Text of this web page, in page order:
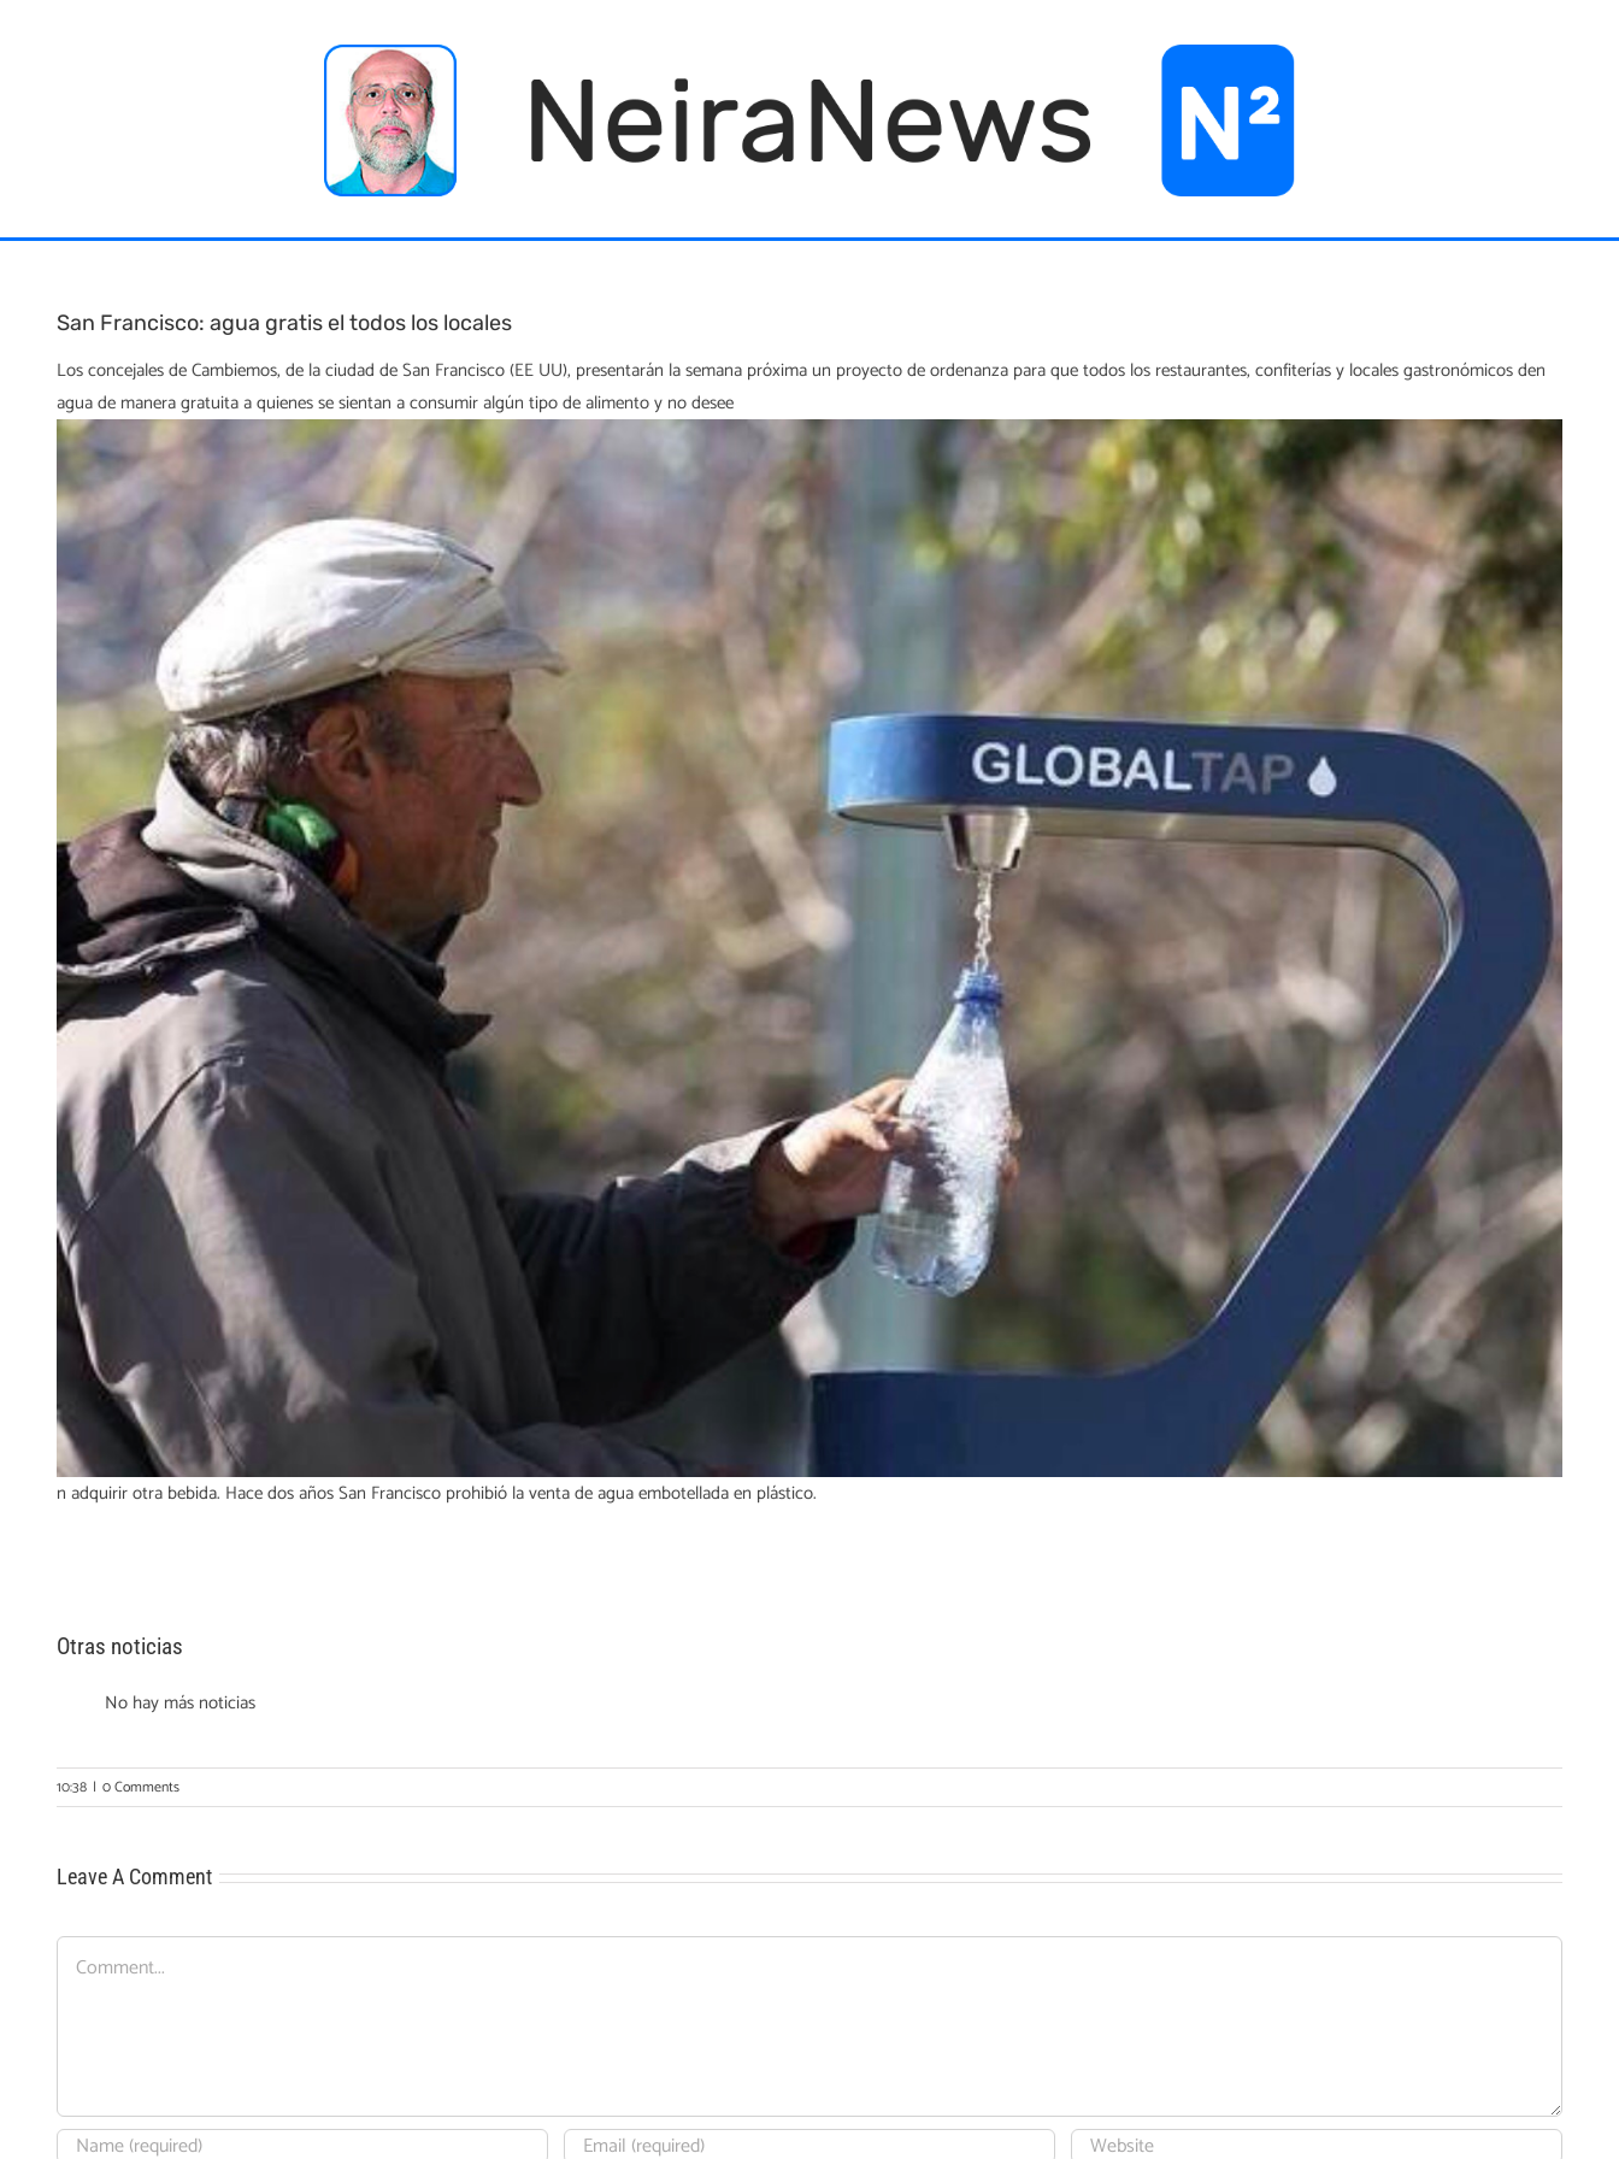
San Francisco: agua gratis el todos los locales
Los concejales de Cambiemos, de la ciudad de San Francisco (EE UU), presentarán la semana próxima un proyecto de ordenanza para que todos los restaurantes, confiterías y locales gastronómicos den
agua de manera gratuita a quienes se sientan a consumir algún tipo de alimento y no desee
n adquirir otra bebida. Hace dos años San Francisco prohibió la venta de agua embotellada en plástico.
Otras noticias
No hay más noticias
10:38 | 0 Comments
Leave A Comment
Comment